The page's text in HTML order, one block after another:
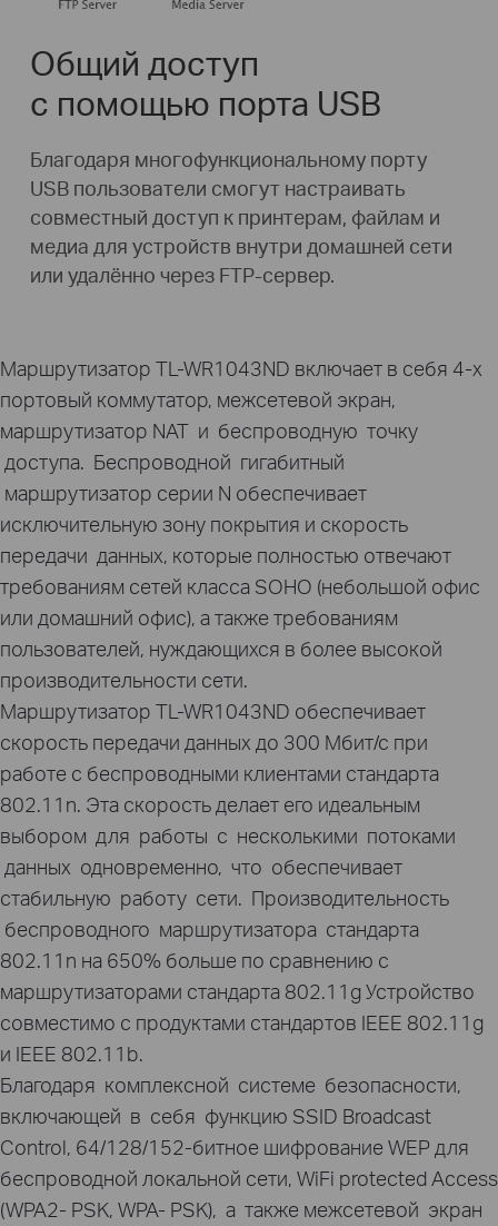
Общий доступ
с помощью порта USB
Благодаря многофункциональному порту
USB пользователи смогут настраивать
совместный доступ к принтерам, файлам и
медиа для устройств внутри домашней сети
или удалённо через FTP-сервер.
Маршрутизатор TL-WR1043ND включает в себя 4-х
портовый коммутатор, межсетевой экран,
маршрутизатор NAT и беспроводную точку
доступа. Беспроводной гигабитный
маршрутизатор серии N обеспечивает
исключительную зону покрытия и скорость
передачи данных, которые полностью отвечают
требованиям сетей класса SOHO (небольшой офис
или домашний офис), а также требованиям
пользователей, нуждающихся в более высокой
производительности сети.
Маршрутизатор TL-WR1043ND обеспечивает
скорость передачи данных до 300 Мбит/с при
работе с беспроводными клиентами стандарта
802.11n. Эта скорость делает его идеальным
выбором для работы с несколькими потоками
данных одновременно, что обеспечивает
стабильную работу сети. Производительность
беспроводного маршрутизатора стандарта
802.11n на 650% больше по сравнению с
маршрутизаторами стандарта 802.11g Устройство
совместимо с продуктами стандартов IEEE 802.11g
и IEEE 802.11b.
Благодаря комплексной системе безопасности,
включающей в себя функцию SSID Broadcast
Control, 64/128/152-битное шифрование WEP для
беспроводной локальной сети, WiFi protected Access
(WPA2- PSK, WPA- PSK), а также межсетевой экран